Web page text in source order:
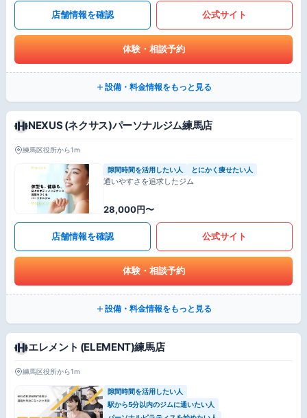
店舗情報を確認 公式サイト
体験・相談予約
設備・料金情報をもっと見る
NEXUS (ネクサス)パーソナルジム練馬店
練馬区役所から1m
隙間時間を活用したい人 とにかく痩せたい人
通いやすさを追求したジム
28,000円〜
店舗情報を確認 公式サイト
体験・相談予約
設備・料金情報をもっと見る
エレメント (ELEMENT)練馬店
練馬区役所から1m
隙間時間を活用したい人
駅から5分以内のジムに通いたい人